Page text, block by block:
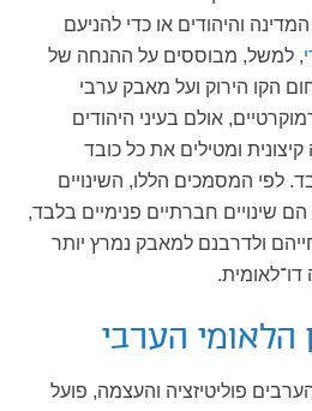
והיהודים או כדי להניעם
, למשל, מבוססים על ההנחה של
הקו הירוק ועל מאבק ערבי
אולם בעיני היהודים
ומטילים את כל כובד
לפי המסמכים הללו, השינויים
שינויים חברתיים פנימיים בלבד,
ולדרבנם למאבק נמרץ יותר
הערבי
הערבים פוליטיזציה והעצמה, פועל